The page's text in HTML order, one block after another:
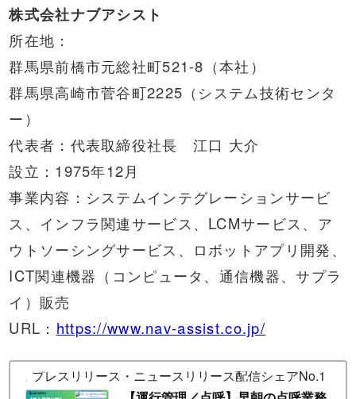
株式会社ナブアシスト
所在地：
群馬県前橋市元総社町521-8（本社）
群馬県高崎市菅谷町2225（システム技術センタ
ー）
代表者：代表取締役社長 江口 大介
設立：1975年12月
事業内容：システムインテグレーションサービ
ス、インフラ関連サービス、LCMサービス、ア
ウトソーシングサービス、ロボットアプリ開発、
ICT関連機器（コンピュータ、通信機器、サプラ
イ）販売
URL： https://www.nav-assist.co.jp/
プレスリリース・ニュースリリース配信シェアNo.1｜